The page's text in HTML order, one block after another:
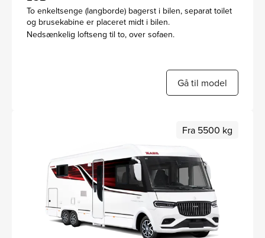
To enkeltsenge (langborde) bagerst i bilen, separat toilet
og brusekabine er placeret midt i bilen.
Nedsænkelig loftseng til to, over sofaen.
Gå til model
Fra 5500 kg